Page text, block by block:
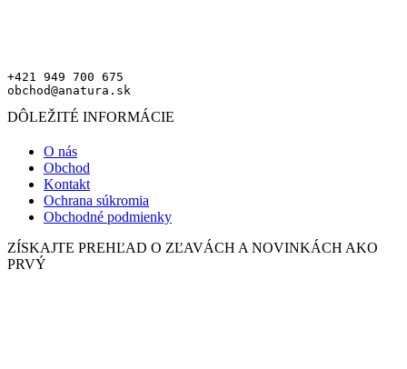
+421 949 700 675
obchod@anatura.sk
DÔLEŽITÉ INFORMÁCIE
O nás
Obchod
Kontakt
Ochrana súkromia
Obchodné podmienky
ZÍSKAJTE PREHĽAD O ZĽAVÁCH A NOVINKÁCH AKO
PRVÝ